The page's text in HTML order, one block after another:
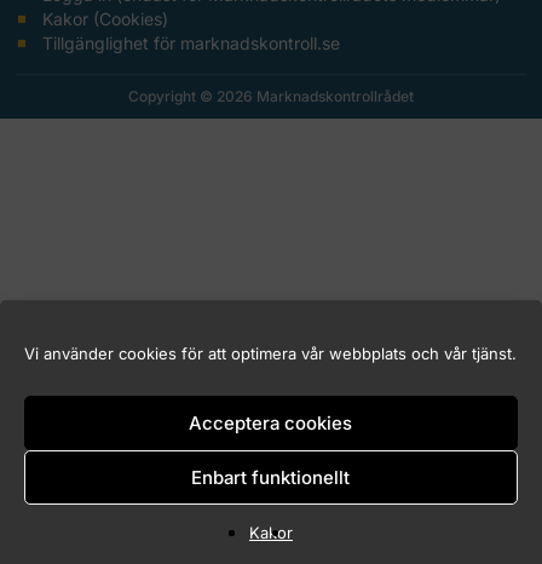
Vi använder cookies för att optimera vår webbplats och vår tjänst.
Acceptera cookies
Enbart funktionellt
Kakor
Kakor (Cookies)
Tillgänglighet för marknadskontroll.se
Copyright © 2026 Marknadskontrollrådet